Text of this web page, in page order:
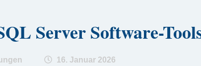
Server Software-
16. Januar 2026